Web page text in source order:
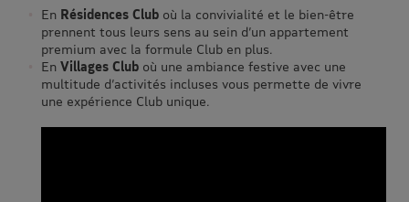
En Résidences Club où la convivialité et le bien-être
prennent tous leurs sens au sein d’un appartement
premium avec la formule Club en plus.
En Villages Club où une ambiance festive avec une
multitude d’activités incluses vous permette de vivre
une expérience Club unique.